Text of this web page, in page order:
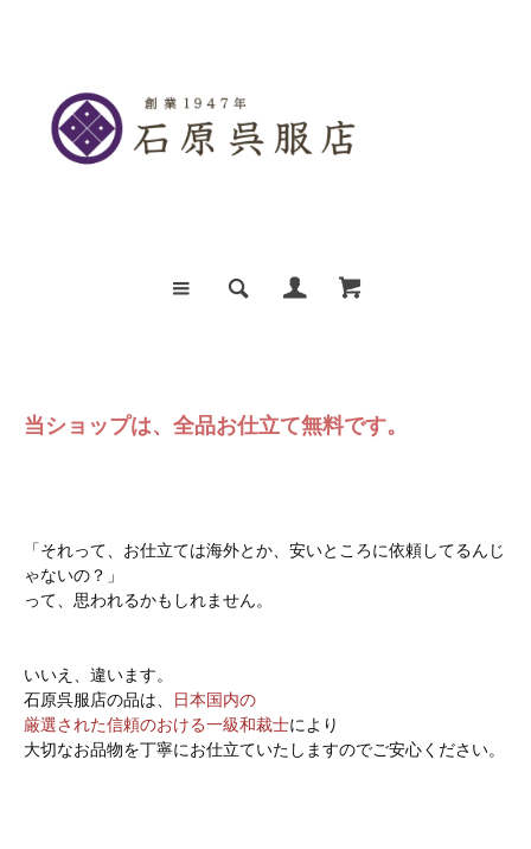
当ショップは、全品お仕立て無料です。
「それって、お仕立ては海外とか、安いところに依頼してるんじ
ゃないの？」
って、思われるかもしれません。
いいえ、違います。
石原呉服店の品は、
日本国内の
厳選された信頼のおける一級和裁士により
大切なお品物を丁寧にお仕立ていたしますのでご安心ください。